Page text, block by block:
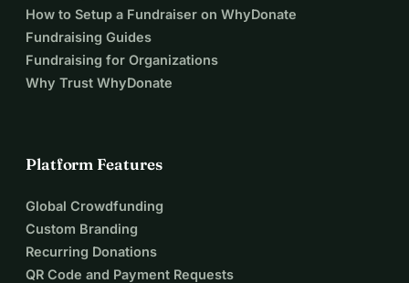
How to Setup a Fundraiser on WhyDonate
Fundraising Guides
Fundraising for Organizations
Why Trust WhyDonate
Platform Features
Global Crowdfunding
Custom Branding
Recurring Donations
QR Code and Payment Requests